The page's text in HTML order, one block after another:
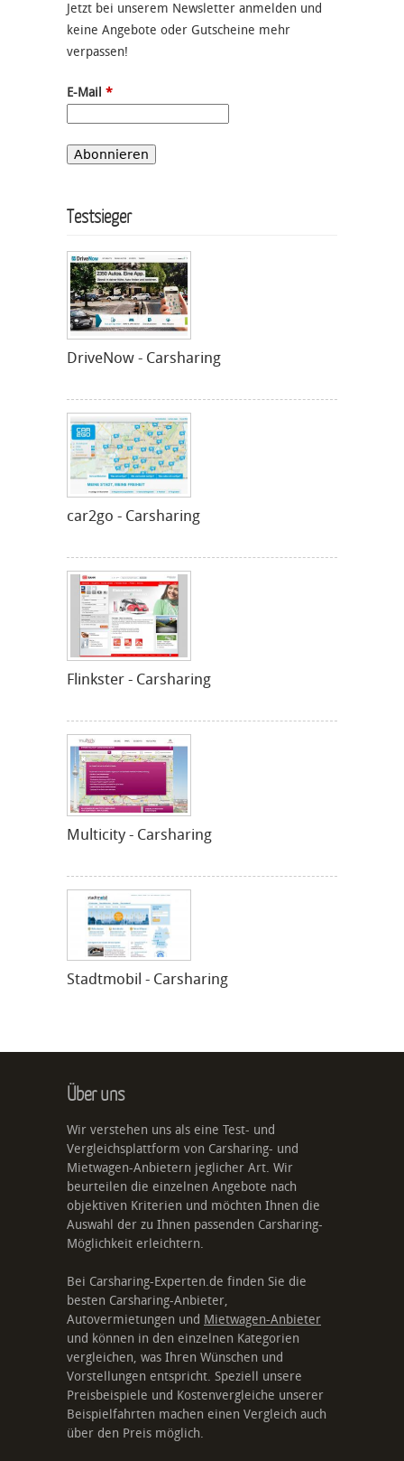
Jetzt bei unserem Newsletter anmelden und
keine Angebote oder Gutscheine mehr
verpassen!
E-Mail *
Testsieger
DriveNow - Carsharing
car2go - Carsharing
Flinkster - Carsharing
Multicity - Carsharing
Stadtmobil - Carsharing
Über uns
Wir verstehen uns als eine Test- und
Vergleichsplattform von Carsharing- und
Mietwagen-Anbietern jeglicher Art. Wir
beurteilen die einzelnen Angebote nach
objektiven Kriterien und möchten Ihnen die
Auswahl der zu Ihnen passenden Carsharing-
Möglichkeit erleichtern.
Bei Carsharing-Experten.de finden Sie die
besten Carsharing-Anbieter,
Autovermietungen und Mietwagen-Anbieter
und können in den einzelnen Kategorien
vergleichen, was Ihren Wünschen und
Vorstellungen entspricht. Speziell unsere
Preisbeispiele und Kostenvergleiche unserer
Beispielfahrten machen einen Vergleich auch
über den Preis möglich.